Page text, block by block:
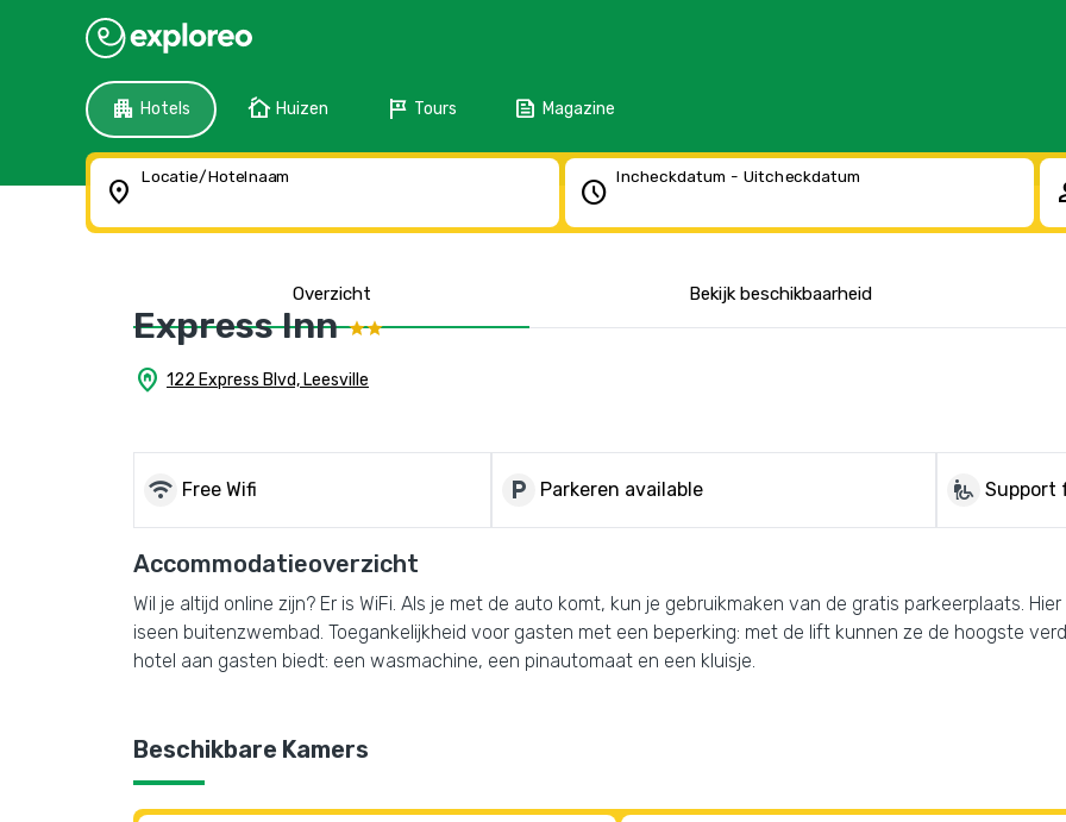
apartment Hotels cottage Huizen tour Tours feed Magazine
location_on Locatie/Hotelnaam schedule Incheckdatum - Uitcheckdatum
Overzicht Bekijk beschikbaarheid
Express Inn
home_pin 122 Express Blvd, Leesville
wifi Free Wifi local_parking Parkeren available wheelchair_pickup Support
Accommodatieoverzicht
Wil je altijd online zijn? Er is WiFi. Als je met de auto komt, kun je gebruikmaken van de gratis parkeerplaats.
iseen buitenzwembad. Toegankelijkheid voor gasten met een beperking: met de lift kunnen ze de hoogste
hotel aan gasten biedt: een wasmachine, een pinautomaat en een kluisje.
Beschikbare Kamers